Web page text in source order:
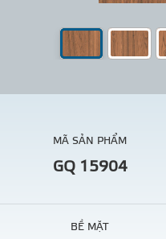
MÃ SẢN PHẨM
GQ 15904
BỀ MẶT